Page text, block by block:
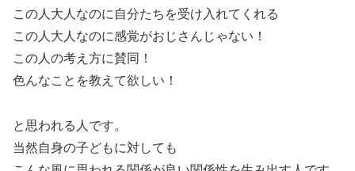
この人大人なのに自分たちを受け入れてくれる
この人大人なのに感覚がおじさんじゃない！
この人の考え方に賛同！
色んなことを教えて欲しい！
と思われる人です。
当然自身の子どもに対しても